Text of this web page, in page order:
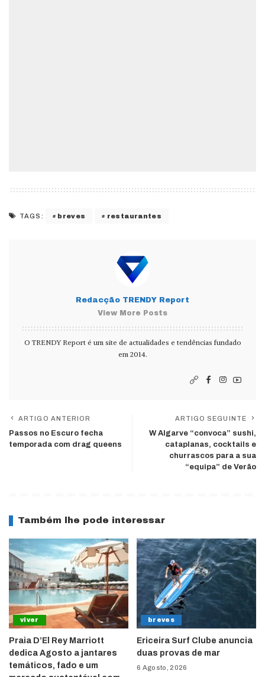
TAGS: breves restaurantes
Redacção TRENDY Report
View More Posts
O TRENDY Report é um site de actualidades e tendências fundado
em 2014.
ARTIGO ANTERIOR
Passos no Escuro fecha
temporada com drag queens
ARTIGO SEGUINTE
W Algarve “convoca” sushi,
cataplanas, cocktails e
churrascos para a sua
“equipa” de Verão
Também lhe pode interessar
viver
Praia D’El Rey Marriott
dedica Agosto a jantares
temáticos, fado e um
breves
Ericeira Surf Clube anuncia
duas provas de mar
6 Agosto, 2026